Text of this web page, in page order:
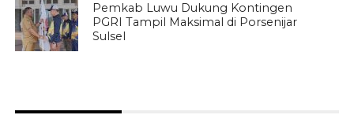
Pemkab Luwu Dukung Kontingen
PGRI Tampil Maksimal di Porsenijar
Sulsel